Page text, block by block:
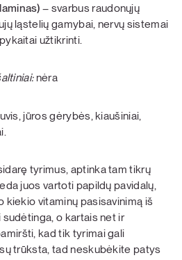
– svarbus raudonųjų
ląstelių gamybai, nervų sistemai
užtikrinti.
nėra
jūros gėrybės, kiaušiniai,
tyrimus, aptinka tam tikrų
juos vartoti papildų pavidalų,
kiekio vitaminų pasisavinimą iš
o kartais net ir
kad tik tyrimai gali
trūksta, tad neskubėkite patys